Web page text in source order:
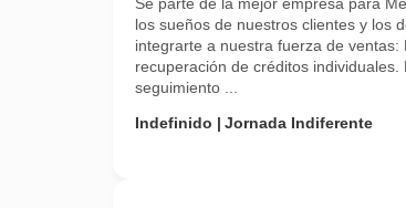
los sueños de nuestros clientes y los
integrarte a nuestra fuerza de
recuperación de créditos individuales.
seguimiento ...
Indefinido
Jornada Indiferente